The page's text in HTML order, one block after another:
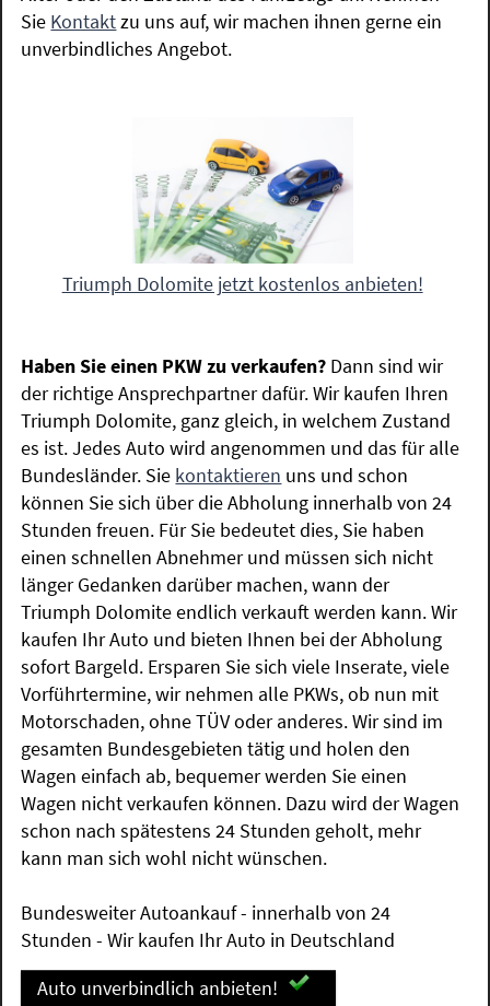
Sie Kontaktzu uns auf, wir machen ihnen gerne ein
unverbindliches Angebot.
Triumph Dolomite jetzt kostenlos anbieten!
Haben Sie einen PKW zu verkaufen? Dann sind wir
der richtige Ansprechpartner dafür. Wir kaufen Ihren
Triumph Dolomite, ganz gleich, in welchem Zustand
es ist. Jedes Auto wird angenommen und das für alle
Bundesländer. Sie kontaktieren uns und schon
können Sie sich über die Abholung innerhalb von 24
Stunden freuen. Für Sie bedeutet dies, Sie haben
einen schnellen Abnehmer und müssen sich nicht
länger Gedanken darüber machen, wann der
Triumph Dolomite endlich verkauft werden kann. Wir
kaufen Ihr Auto und bieten Ihnen bei der Abholung
sofort Bargeld. Ersparen Sie sich viele Inserate, viele
Vorführtermine, wir nehmen alle PKWs, ob nun mit
Motorschaden, ohne TÜV oder anderes. Wir sind im
gesamten Bundesgebieten tätig und holen den
Wagen einfach ab, bequemer werden Sie einen
Wagen nicht verkaufen können. Dazu wird der Wagen
schon nach spätestens 24 Stunden geholt, mehr
kann man sich wohl nicht wünschen.
Bundesweiter Autoankauf - innerhalb von 24
Stunden - Wir kaufen Ihr Auto in Deutschland
Auto unverbindlich anbieten!